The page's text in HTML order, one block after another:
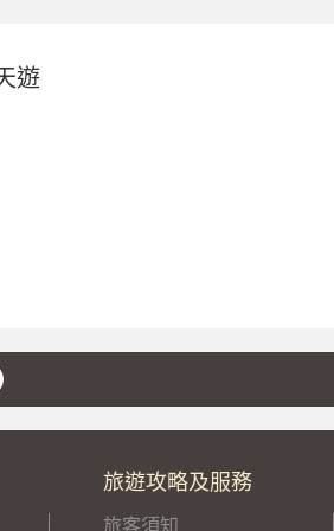
遊
旅遊攻略及服務
旅客須知